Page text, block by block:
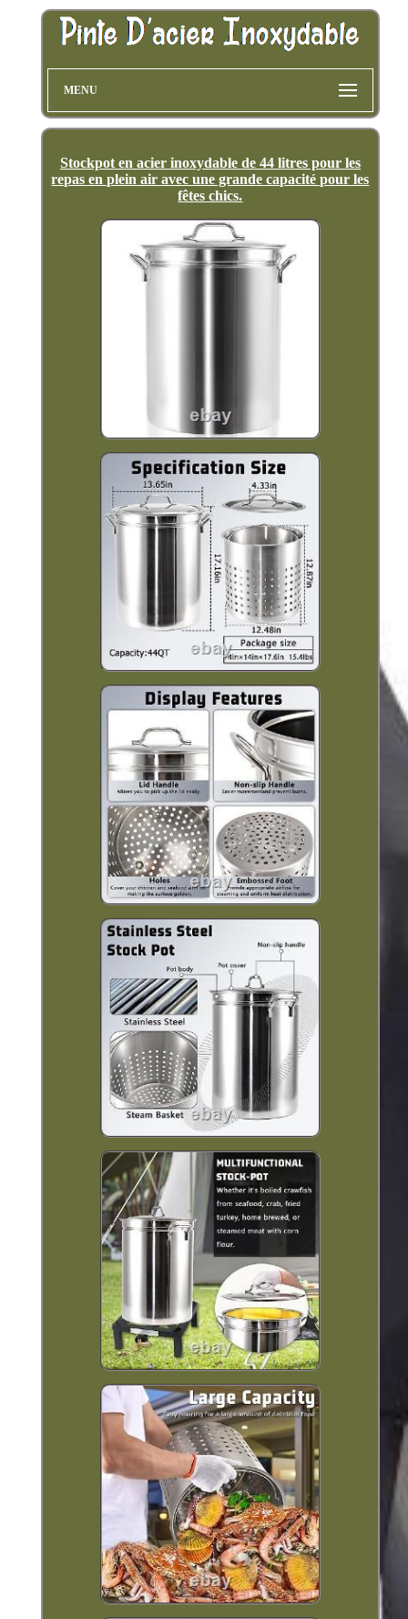
MENU
Stockpot en acier inoxydable de 44 litres pour les
repas en plein air avec une grande capacité pour les
fêtes chics.